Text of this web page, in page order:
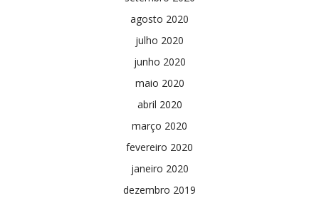
agosto 2020
julho 2020
junho 2020
maio 2020
abril 2020
março 2020
fevereiro 2020
janeiro 2020
dezembro 2019